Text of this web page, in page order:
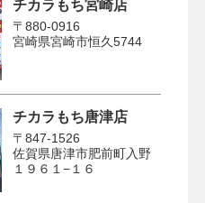
チカラもち宮崎店
〒880-0916
宮崎県宮崎市恒久5744
チカラもち唐津店
〒847-1526
佐賀県唐津市肥前町入野
１９６１−１６